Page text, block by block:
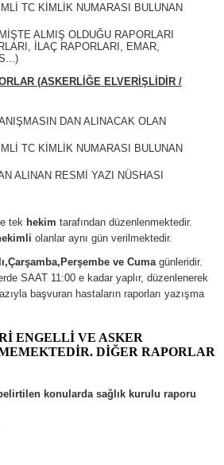
TC KİMLİK NUMARASI BULUNAN
ALMIŞ OLDUĞU RAPORLARI
İLAÇ RAPORLARI, EMAR,
(ASKERLİĞE ELVERİŞLİDİR /
DAN ALINACAK OLAN
TC KİMLİK NUMARASI BULUNAN
ALINAN RESMİ YAZI NÜSHASI
tek hekim tarafından düzenlenmektedir.
olanlar aynı gün verilmektedir.
ve Cumagünleridir.
SAAT 11:00 e kadar yaplır, düzenlenerek
başvuran hastaların raporları yazışma
ENGELLİ VE ASKER
DİĞER RAPORLAR
konularda sağlık kurulu raporu